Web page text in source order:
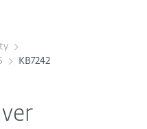
KB7242